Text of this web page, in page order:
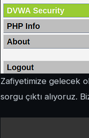
Zafiyetimize gelecek
sorgu çıktı alıyoruz.